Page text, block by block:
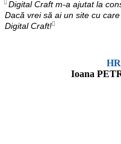
Digital Craft m-a ajutat la
Dacă vrei să ai un site cu
Digital Craft!
Ioana